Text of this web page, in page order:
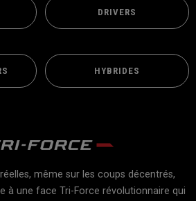
DRIVERS
HYBRIDES
même sur les coups décentrés,
à une face Tri-Force révolutionnaire qui